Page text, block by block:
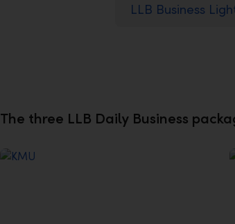
LLB Business
The three LLB Daily Business